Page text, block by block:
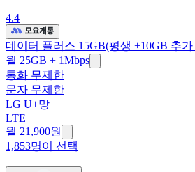
4.4
데이터 플러스 15GB(평생 +10GB 추
월 25GB + 1Mbps
통화 무제한
문자 무제한
LG U+망
LTE
월 21,900원
1,853명이 선택